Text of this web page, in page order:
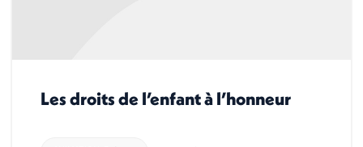
Les droits de l’enfant à l’honneur